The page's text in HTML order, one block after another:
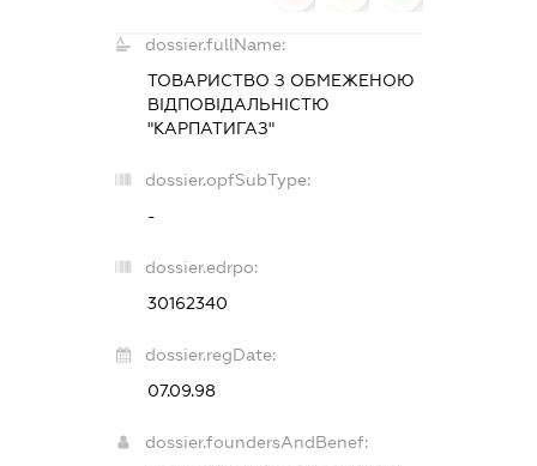
dossier.fullName:
ТОВАРИСТВО З ОБМЕЖЕНОЮ
ВІДПОВІДАЛЬНІСТЮ
"КАРПАТИГАЗ"
dossier.opfSubType:
-
dossier.edrpo:
30162340
dossier.regDate:
07.09.98
dossier.foundersAndBenef: